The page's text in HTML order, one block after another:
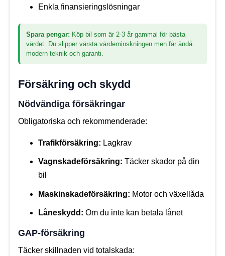
Enkla finansieringslösningar
Spara pengar: Köp bil som är 2-3 år gammal för bästa
värdet. Du slipper värsta värdeminskningen men får ändå
modern teknik och garanti.
Försäkring och skydd
Nödvändiga försäkringar
Obligatoriska och rekommenderade:
Trafikförsäkring: Lagkrav
Vagnskadeförsäkring: Täcker skador på din
bil
Maskinskadeförsäkring: Motor och växellåda
Låneskydd: Om du inte kan betala lånet
GAP-försäkring
Täcker skillnaden vid totalskada: